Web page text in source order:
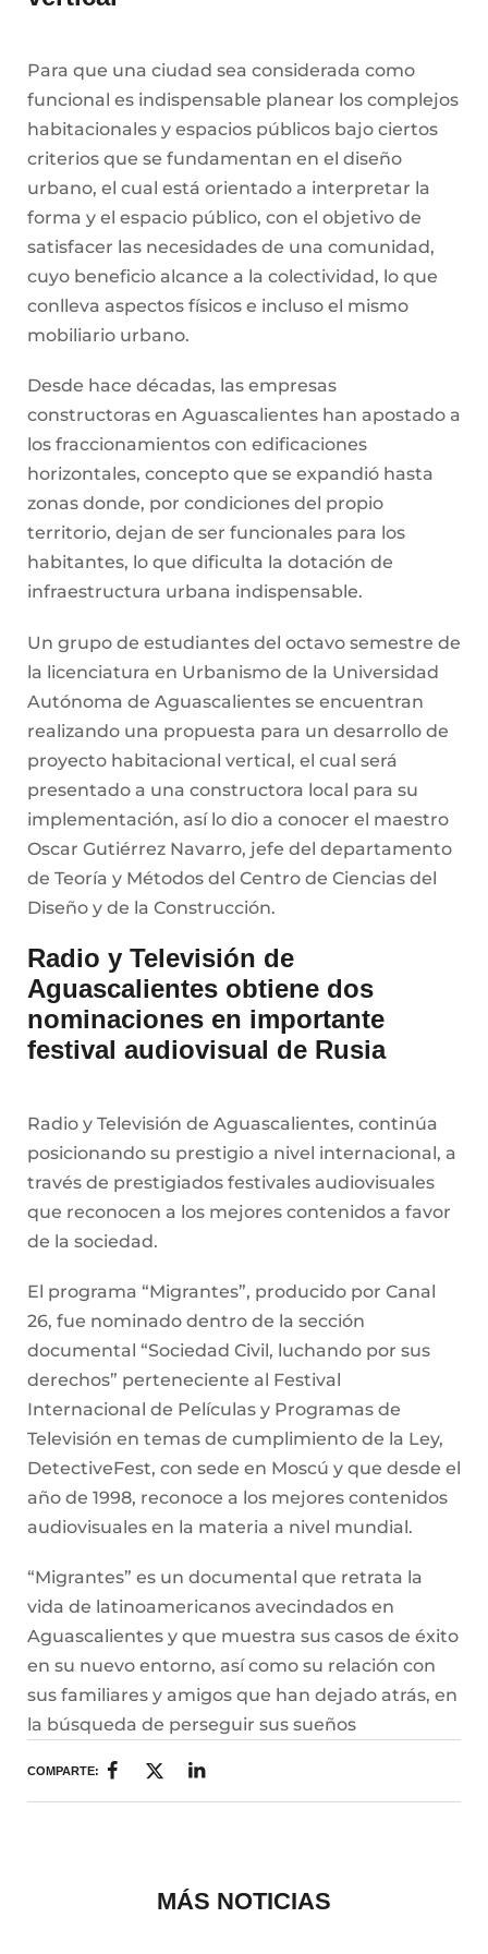
Para que una ciudad sea considerada como
funcional es indispensable planear los complejos
habitacionales y espacios públicos bajo ciertos
criterios que se fundamentan en el diseño
urbano, el cual está orientado a interpretar la
forma y el espacio público, con el objetivo de
satisfacer las necesidades de una comunidad,
cuyo beneficio alcance a la colectividad, lo que
conlleva aspectos físicos e incluso el mismo
mobiliario urbano.
Desde hace décadas, las empresas
constructoras en Aguascalientes han apostado a
los fraccionamientos con edificaciones
horizontales, concepto que se expandió hasta
zonas donde, por condiciones del propio
territorio, dejan de ser funcionales para los
habitantes, lo que dificulta la dotación de
infraestructura urbana indispensable.
Un grupo de estudiantes del octavo semestre de
la licenciatura en Urbanismo de la Universidad
Autónoma de Aguascalientes se encuentran
realizando una propuesta para un desarrollo de
proyecto habitacional vertical, el cual será
presentado a una constructora local para su
implementación, así lo dio a conocer el maestro
Oscar Gutiérrez Navarro, jefe del departamento
de Teoría y Métodos del Centro de Ciencias del
Diseño y de la Construcción.
Radio y Televisión de
Aguascalientes obtiene dos
nominaciones en importante
festival audiovisual de Rusia
Radio y Televisión de Aguascalientes, continúa
posicionando su prestigio a nivel internacional, a
través de prestigiados festivales audiovisuales
que reconocen a los mejores contenidos a favor
de la sociedad.
El programa “Migrantes”, producido por Canal
26, fue nominado dentro de la sección
documental “Sociedad Civil, luchando por sus
derechos” perteneciente al Festival
Internacional de Películas y Programas de
Televisión en temas de cumplimiento de la Ley,
DetectiveFest, con sede en Moscú y que desde el
año de 1998, reconoce a los mejores contenidos
audiovisuales en la materia a nivel mundial.
“Migrantes” es un documental que retrata la
vida de latinoamericanos avecindados en
Aguascalientes y que muestra sus casos de éxito
en su nuevo entorno, así como su relación con
sus familiares y amigos que han dejado atrás, en
la búsqueda de perseguir sus sueños
COMPARTE:
MÁS NOTICIAS